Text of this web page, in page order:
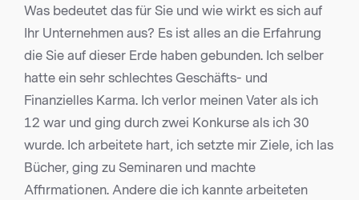
Was bedeutet das für Sie und wie wirkt es sich auf
Ihr Unternehmen aus? Es ist alles an die Erfahrung
die Sie auf dieser Erde haben gebunden. Ich selber
hatte ein sehr schlechtes Geschäfts- und
Finanzielles Karma. Ich verlor meinen Vater als ich
12 war und ging durch zwei Konkurse als ich 30
wurde. Ich arbeitete hart, ich setzte mir Ziele, ich las
Bücher, ging zu Seminaren und machte
Affirmationen. Andere die ich kannte arbeiteten